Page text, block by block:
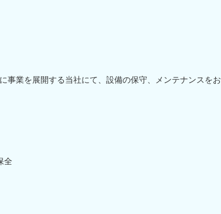
事業を展開する当社にて、設備の保守、メンテナンスをお
全